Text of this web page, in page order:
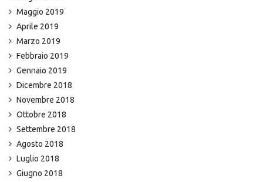
Maggio 2019
Aprile 2019
Marzo 2019
Febbraio 2019
Gennaio 2019
Dicembre 2018
Novembre 2018
Ottobre 2018
Settembre 2018
Agosto 2018
Luglio 2018
Giugno 2018